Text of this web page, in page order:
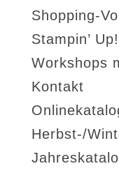
Shopping-
Stampin’
Workshops
Kontakt
Herbst-/